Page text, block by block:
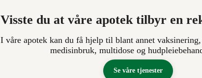
Visste du at våre apotek tilbyr en
I våre apotek kan du få hjelp til blant annet
medisinbruk, multidose og
Se våre tjenester